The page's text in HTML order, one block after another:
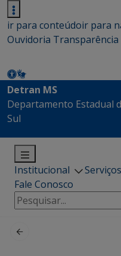
ir para conteúdoir para
Ouvidoria Transparência
Detran MS
Departamento Estadual
Sul
Institucional Serviços
Fale Conosco
Pesquisar
por: